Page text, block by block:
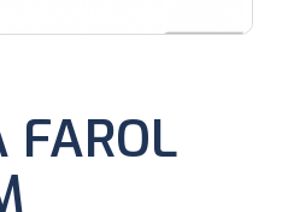
FAROL